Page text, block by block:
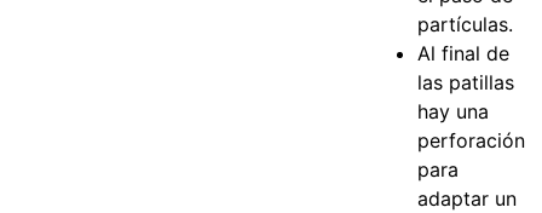
partículas.
Al final de
las patillas
hay una
perforación
para
adaptar un